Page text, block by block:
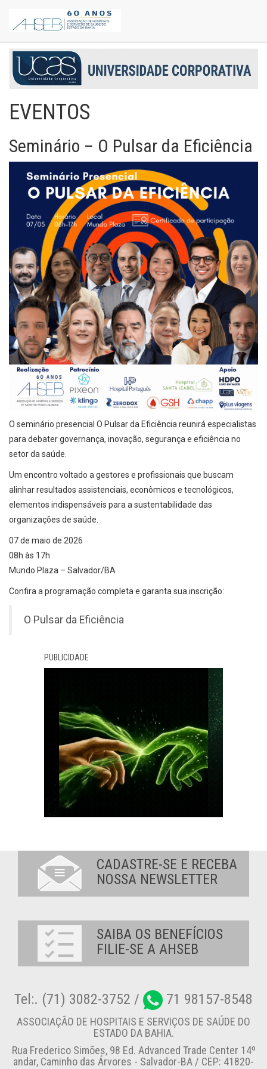
EVENTOS
Seminário – O Pulsar da Eficiência
O seminário presencial O Pulsar da Eficiência reunirá especialistas
para debater governança, inovação, segurança e eficiência no
setor da saúde.
Um encontro voltado a gestores e profissionais que buscam
alinhar resultados assistenciais, econômicos e tecnológicos,
elementos indispensáveis para a sustentabilidade das
organizações de saúde.
07 de maio de 2026
08h às 17h
Mundo Plaza – Salvador/BA
Confira a programação completa e garanta sua inscrição:
O Pulsar da Eficiência
PUBLICIDADE
CADASTRE-SE E RECEBA
NOSSA NEWSLETTER
SAIBA OS BENEFÍCIOS
FILIE-SE A AHSEB
Tel:. (71) 3082-3752 / 71 98157-8548
ASSOCIAÇÃO DE HOSPITAIS E SERVIÇOS DE SAÚDE DO
ESTADO DA BAHIA.
Rua Frederico Simões, 98 Ed. Advanced Trade Center 14º
andar, Caminho das Árvores - Salvador-BA / CEP: 41820-